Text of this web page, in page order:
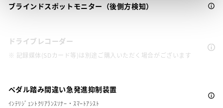
ブラインドスポットモニター（後側方検知）
ドライブレコーダー
※ 記録媒体(SDカード等)は別途ご購入いただく場合がございます
ペダル踏み間違い急発進抑制装置
ｲﾝﾃﾘｼﾞｪﾝﾄｸﾘｱﾗﾝｽｿﾅｰ・ｽﾏｰﾄｱｼｽﾄ